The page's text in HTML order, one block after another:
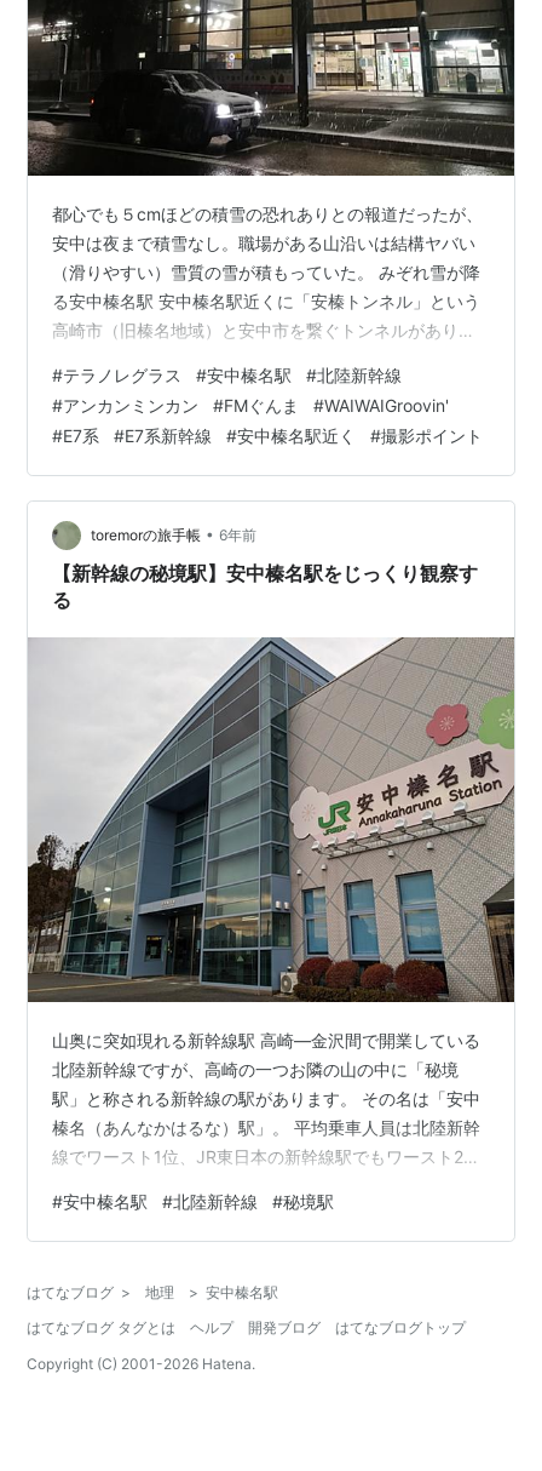
都心でも５cmほどの積雪の恐れありとの報道だったが、
安中は夜まで積雪なし。職場がある山沿いは結構ヤバい
（滑りやすい）雪質の雪が積もっていた。 みぞれ雪が降
る安中榛名駅 安中榛名駅近くに「安榛トンネル」という
高崎市（旧榛名地域）と安中市を繋ぐトンネルがあり、
ルを境に高崎側の方で積雪が多くなる。道も高崎側は日
陰が多いカーブ路で車幅も狭くなるので注意が必要だ。
今日も会社からの帰路は安榛トンネルを抜けると道路の
積雪も少なくなった。 ここまで来たら一安心。 この時間
だとやってないけど、駅を入ってすぐ左には立ち食いそ
ばを兼ねた売店がある。峠の釜めしで有名な…
#テラノレグラス #安中榛名駅 #北陸新幹線
#アンカンミンカン #FMぐんま #WAIWAIGroovin'
#E7系 #E7系新幹線 #安中榛名駅近く #撮影ポイント
toremorの旅手帳 • 6年前
【新幹線の秘境駅】安中榛名駅をじっくり観察す
る
山奥に突如現れる新幹線駅 高崎―金沢間で開業している
北陸新幹線ですが、高崎の一つお隣の山の中に「秘境
駅」と称される新幹線の駅があります。 その名は「安中
榛名（あんなかはるな）駅」。 平均乗車人員は北陸新幹
線でワースト1位、JR東日本の新幹線駅でもワースト2位
は安中榛名駅の全貌とその駅の周辺はどうなっているの
か、見ていきます！ 山奥に突如現れる新幹線駅 安中榛名
先には… 前後左右、坂の途中にある立地 改札口前の「お
ぎのや」は周辺唯一の飲食店 まるで地方空港？衝撃の駅
前風景 安中榛名駅を観察！…
#安中榛名駅 #北陸新幹線 #秘境駅
はてなブログ > 地理 > 安中榛名駅
はてなブログ タグとは
ヘルプ 開発ブログ
はてなブログトップ
Copyright (C) 2001-2026 Hatena.